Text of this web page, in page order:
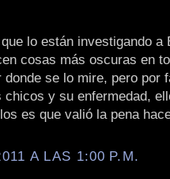
lo están investigando a
cosas más oscuras en
se lo mire, pero por
chicos y su enfermedad,
es que valió la pena
A LAS 1:00 P.M.